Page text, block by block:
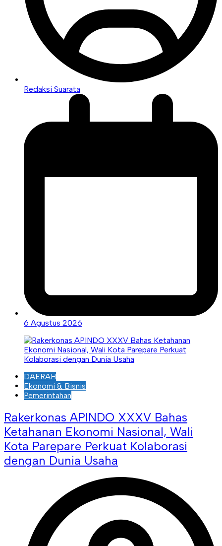
Redaksi Suarata
6 Agustus 2026
DAERAH
Ekonomi & Bisnis
Pemerintahan
Rakerkonas APINDO XXXV Bahas
Ketahanan Ekonomi Nasional, Wali
Kota Parepare Perkuat Kolaborasi
dengan Dunia Usaha